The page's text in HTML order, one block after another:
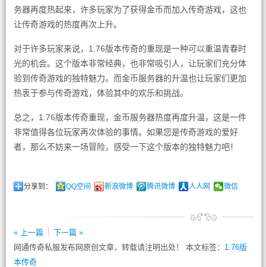
务器再度热起来，许多玩家为了获得金币而加入传奇游戏，这也
让传奇游戏的热度再次上升。
对于许多玩家来说，1.76版本传奇的重现是一种可以重温青春时
光的机会。这个版本非常经典，也非常吸引人，让玩家们充分体
验到传奇游戏的独特魅力。而金币服务器的升温也让玩家们更加
热衷于参与传奇游戏，体验其中的欢乐和挑战。
总之，1.76版本传奇重现，金币服务器热度再度升温，这是一件
非常值得各位玩家再次体验的事情。如果您是传奇游戏的爱好
者，那么不妨来一场冒险，感受一下这个版本的独特魅力吧！
分享到： QQ空间 新浪微博 腾讯微博 人人网 微信
« 上一篇
下一篇 »
网通传奇私服发布网原创文章，转载请注明出处！ 本文标签： 1.76版
本传奇